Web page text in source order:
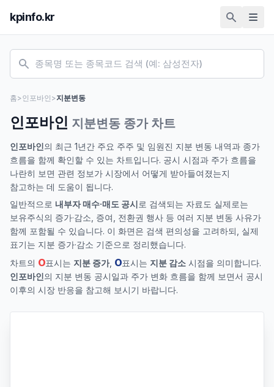
kpinfo.kr
홈>인포바인 >지분변동
인포바인 지분변동 종가 차트
인포바인의 최근 1년간 주요 주주 및 임원진 지분 변동 내역과 종가
흐름을 함께 확인할 수 있는 차트입니다. 공시 시점과 주가 흐름을
나란히 보면 관련 정보가 시장에서 어떻게 받아들여졌는지
참고하는 데 도움이 됩니다.
일반적으로 내부자 매수·매도 공시로 검색되는 자료도 실제로는
보유주식의 증가·감소, 증여, 전환권 행사 등 여러 지분 변동 사유가
함께 포함될 수 있습니다. 이 화면은 검색 편의성을 고려하되, 실제
표기는 지분 증가·감소 기준으로 정리했습니다.
차트의 O표시는 지분 증가, O표시는 지분 감소 시점을 의미합니다.
인포바인의 지분 변동 공시일과 주가 변화 흐름을 함께 보면서 공시
이후의 시장 반응을 참고해 보시기 바랍니다.